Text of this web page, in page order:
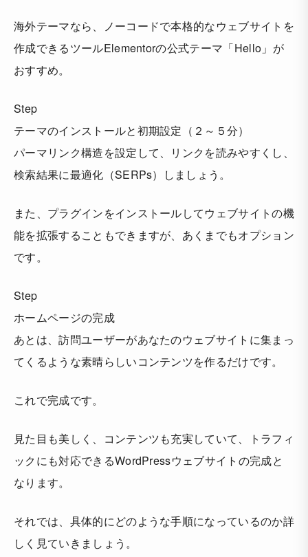
海外テーマなら、ノーコードで本格的なウェブサイトを
作成できるツールElementorの公式テーマ「Hello」が
おすすめ。
Step
テーマのインストールと初期設定（２～５分）
パーマリンク構造を設定して、リンクを読みやすくし、
検索結果に最適化（SERPs）しましょう。
また、プラグインをインストールしてウェブサイトの機
能を拡張することもできますが、あくまでもオプション
です。
Step
ホームページの完成
あとは、訪問ユーザーがあなたのウェブサイトに集まっ
てくるような素晴らしいコンテンツを作るだけです。
これで完成です。
見た目も美しく、コンテンツも充実していて、トラフィ
ックにも対応できるWordPressウェブサイトの完成と
なります。
それでは、具体的にどのような手順になっているのか詳
しく見ていきましょう。